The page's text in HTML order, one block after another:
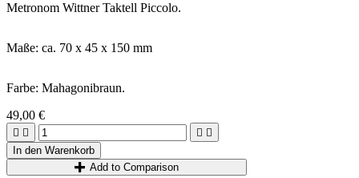
Metronom Wittner Taktell Piccolo.
Maße: ca. 70 x 45 x 150 mm
Farbe: Mahagonibraun.
49,00 €
   
In den Warenkorb
Add to Comparison